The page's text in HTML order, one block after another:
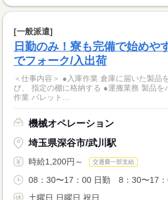
[一般派遣]
日勤のみ！寮も完備で始めや
でフォーク/入出荷
＜仕事内容＞ ●入庫作業 倉庫に届いた製品
び、 指定の棚に格納する ●運搬業務 製品をパレットに積み、 ●運搬
作業 パレット...
機械オペレーション
埼玉県深谷市/武川駅
時給1,200円～ 交通費一部支給
08：30〜17：00 日勤 8：30〜17：
土曜日 日曜日 祝日